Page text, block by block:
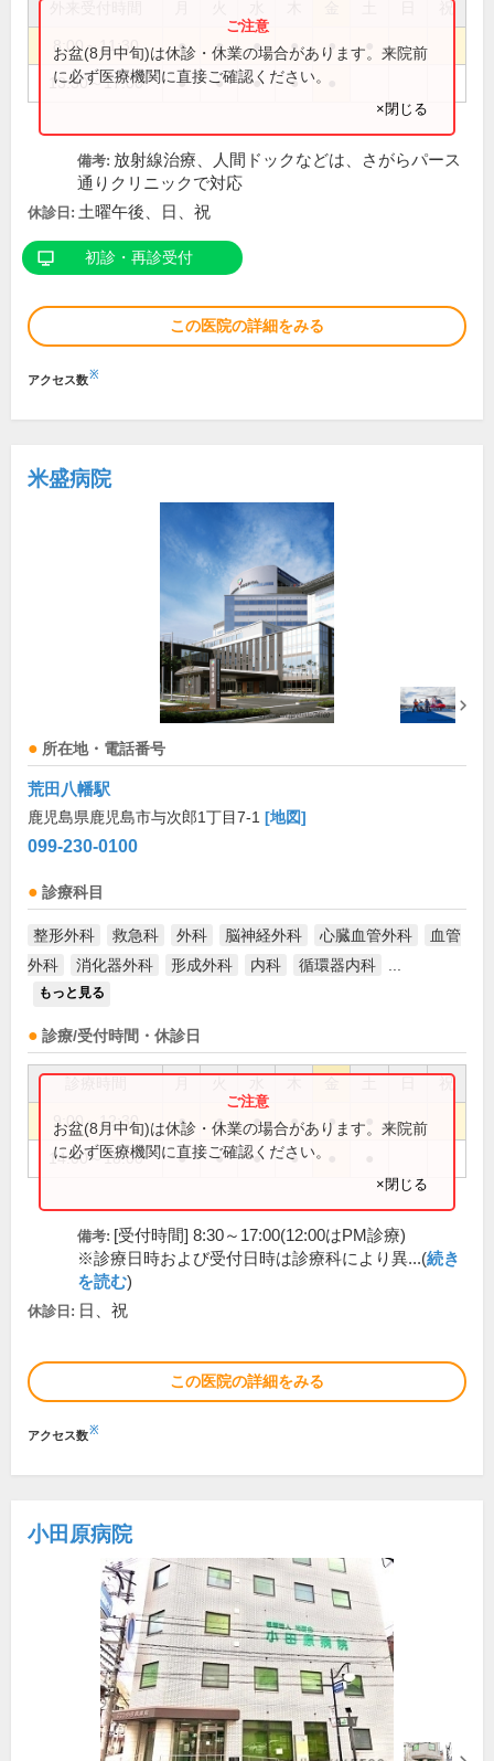
祝
8:00～11:30 ● ● ● ● ●
13:30～17:00 ● ● ● ●
お盆(8月中旬)は休診・休業の場合があります。来院前
に必ず医療機関に直接ご確認ください。
×閉じる
備考: 放射線治療、人間ドックなどは、さがらパース
通りクリニックで対応
休診日: 土曜午後、日、祝
初診・再診受付
この医院の詳細をみる
アクセス数※
米盛病院
所在地・電話番号
荒田八幡駅
鹿児島県鹿児島市与次郎1丁目7-1 [地図]
099-230-0100
診療科目
整形外科 救急科 外科 脳神経外科 心臓血管外科
血管
外科
消化器外科 形成外科 内科 循環器内科
もっと見る
診療/受付時間・休診日
祝
9:00～12:30 ● ● ● ● ●
14:00～18:00 ● ● ● ●
お盆(8月中旬)は休診・休業の場合があります。来院前
に必ず医療機関に直接ご確認ください。
×閉じる
備考: [受付時間] 8:30～17:00(12:00はPM診療)
※診療日時および受付日時は診療科により異...(続き
を読む)
休診日: 日、祝
この医院の詳細をみる
アクセス数※
小田原病院